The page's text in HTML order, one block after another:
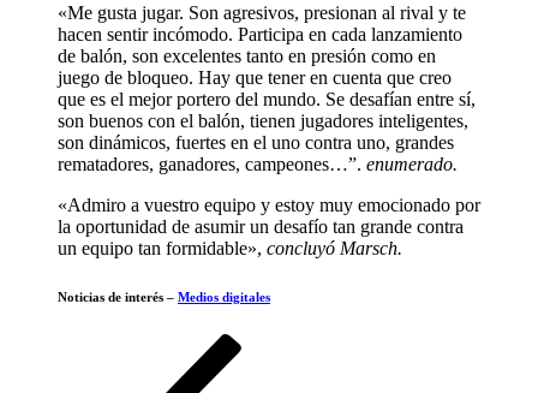
«Me gusta jugar. Son agresivos, presionan al rival y te
hacen sentir incómodo. Participa en cada lanzamiento
de balón, son excelentes tanto en presión como en
juego de bloqueo. Hay que tener en cuenta que creo
que es el mejor portero del mundo. Se desafían entre sí,
son buenos con el balón, tienen jugadores inteligentes,
son dinámicos, fuertes en el uno contra uno, grandes
rematadores, ganadores, campeones…”. enumerado.
«Admiro a vuestro equipo y estoy muy emocionado por
la oportunidad de asumir un desafío tan grande contra
un equipo tan formidable», concluyó Marsch.
Noticias de interés – Medios digitales